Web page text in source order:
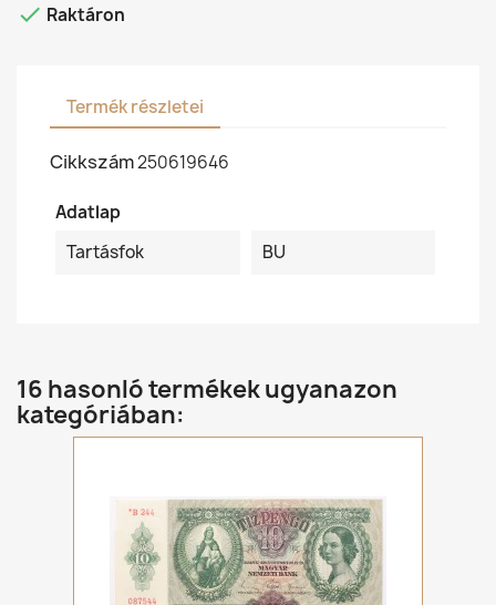
 Raktáron
Termék részletei
Cikkszám250619646
Adatlap
Tartásfok
BU
16 hasonló termékek ugyanazon
kategóriában: